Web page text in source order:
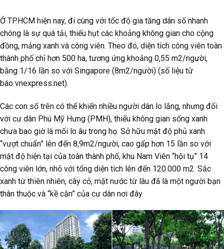
Ở TP.HCM hiện nay, đi cùng với tốc độ gia tăng dân số nhanh
chóng là sự quá tải, thiếu hụt các khoảng không gian cho cộng
đồng, mảng xanh và công viên. Theo đó, diện tích công viên toàn
thành phố chỉ hơn 500 ha, tương ứng khoảng 0,55 m2/người,
bằng 1/16 lần so với Singapore (8m2/người) (số liệu từ
báo vnexpress.net).
Các con số trên có thể khiến nhiều người dân lo lắng, nhưng đối
với cư dân Phú Mỹ Hưng (PMH), thiếu không gian sống xanh
chưa bao giờ là mối lo âu trong họ. Sở hữu mật độ phủ xanh
“vượt chuẩn” lên đến 8,9m2/người, cao gấp hơn 15 lần so với
mật độ hiện tại của toàn thành phố, khu Nam Viên “hội tụ” 14
công viên lớn, nhỏ với tổng diện tích lên đến 120.000 m2. Sắc
xanh từ thiên nhiên, cây cỏ, mặt nước từ lâu đã là một người bạn
thân thuộc và “kề cận” của cư dân nơi đây.